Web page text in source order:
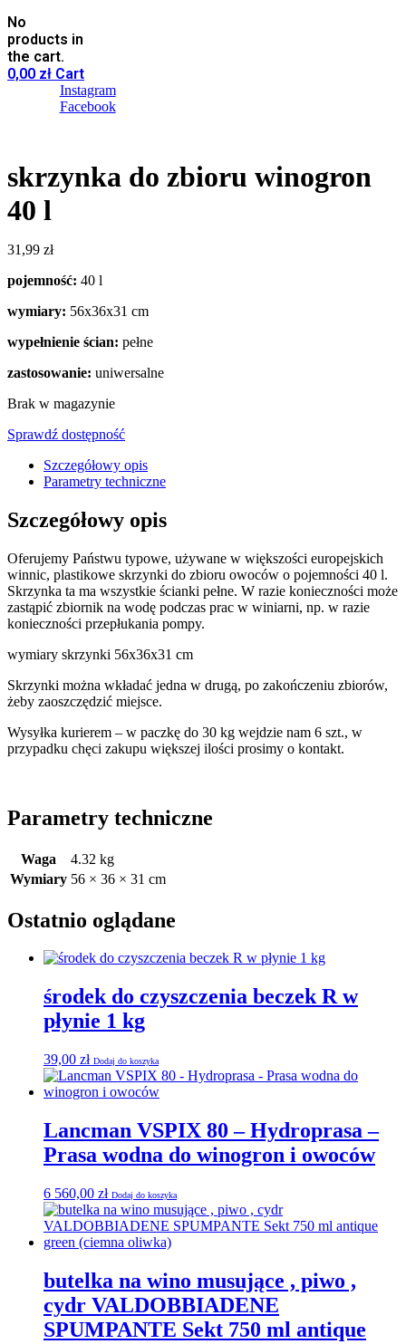
No
products in
the cart.
0,00 zł Cart
Instagram
Facebook
skrzynka do zbioru winogron
40 l
31,99 zł
pojemność: 40 l
wymiary: 56x36x31 cm
wypełnienie ścian: pełne
zastosowanie: uniwersalne
Brak w magazynie
Sprawdź dostępność
Szczegółowy opis
Parametry techniczne
Szczegółowy opis
Oferujemy Państwu typowe, używane w większości europejskich
winnic, plastikowe skrzynki do zbioru owoców o pojemności 40 l.
Skrzynka ta ma wszystkie ścianki pełne. W razie konieczności może
zastąpić zbiornik na wodę podczas prac w winiarni, np. w razie
konieczności przepłukania pompy.
wymiary skrzynki 56x36x31 cm
Skrzynki można wkładać jedna w drugą, po zakończeniu zbiorów,
żeby zaoszczędzić miejsce.
Wysyłka kurierem – w paczkę do 30 kg wejdzie nam 6 szt., w
przypadku chęci zakupu większej ilości prosimy o kontakt.
Parametry techniczne
Waga
4.32 kg
Wymiary 56 × 36 × 31 cm
Ostatnio oglądane
środek do czyszczenia beczek R w
płynie 1 kg
39,00 zł Dodaj do koszyka
Lancman VSPIX 80 – Hydroprasa –
Prasa wodna do winogron i owoców
6 560,00 zł Dodaj do koszyka
butelka na wino musujące , piwo ,
cydr VALDOBBIADENE
SPUMPANTE Sekt 750 ml antique